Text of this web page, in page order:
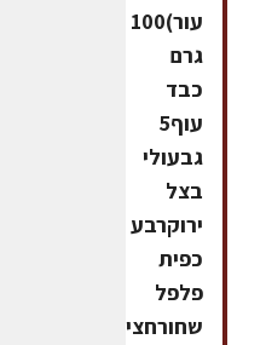
עור)100
גרם
כבד
עוף5
גבעולי
בצל
ירוקרבע
כפית
פלפל
שחורחצי